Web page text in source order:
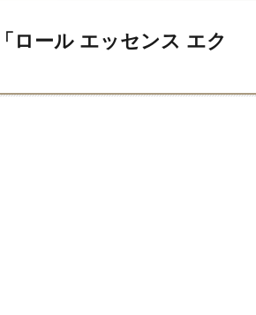
ロール エッセンス エク